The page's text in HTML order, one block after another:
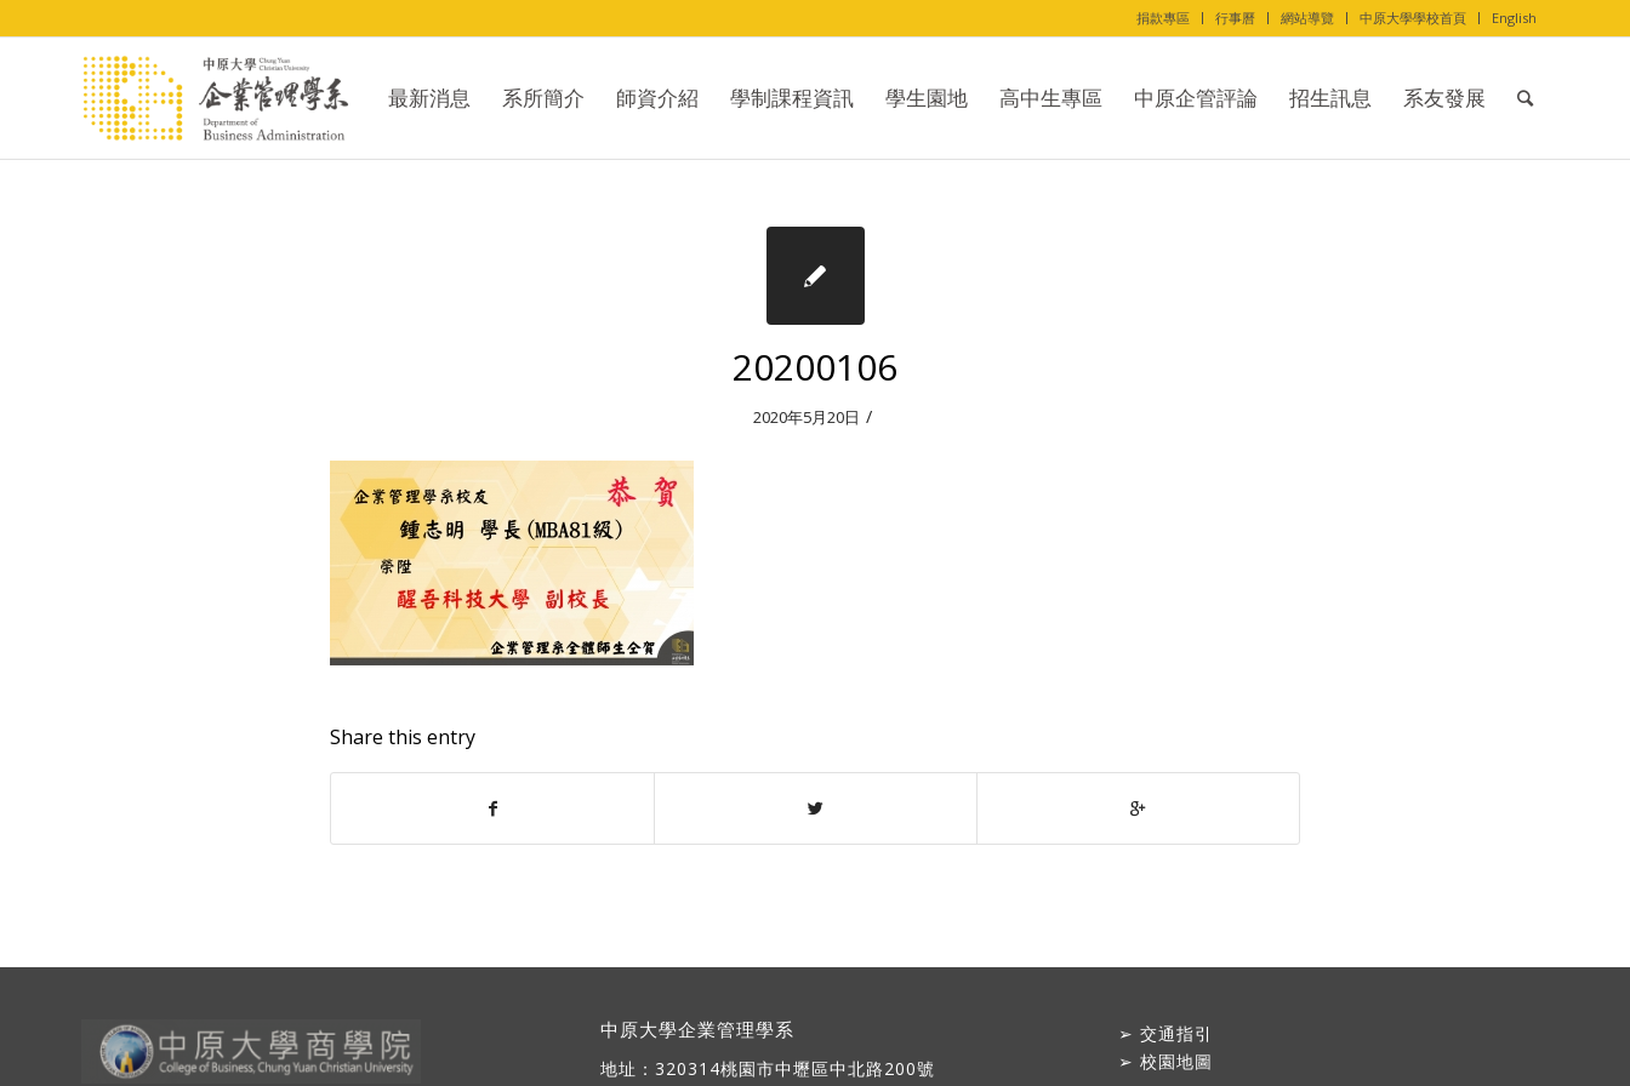
捐款專區 行事曆 網站導覽 中原大學學校首頁 English
最新消息 系所簡介 師資介紹 學制課程資訊 學生園地 高中生專區 中原企管評論 招生訊息 系友發展
20200106
2020年5月20日 /
Share this entry
中原大學企業管理學系
地址： 320314桃園市中壢區中北路200號
➢交通指引
➢校園地圖